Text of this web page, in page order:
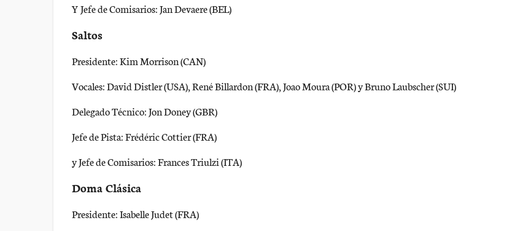
Y Jefe de Comisarios: Jan Devaere (BEL)
Saltos
Presidente: Kim Morrison (CAN)
Vocales: David Distler (USA), René Billardon (FRA), Joao Moura (POR) y Bruno Laubscher (SUI)
Delegado Técnico: Jon Doney (GBR)
Jefe de Pista: Frédéric Cottier (FRA)
y Jefe de Comisarios: Frances Triulzi (ITA)
Doma Clásica
Presidente: Isabelle Judet (FRA)